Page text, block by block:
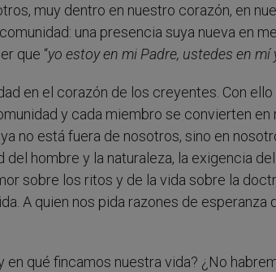
muy dentro en nuestro corazón, en
una presencia suya nueva en
que “yo estoy en mi Padre, ustedes en mí
en el corazón de los creyentes. Con ello
y cada miembro se convierten en
no está fuera de nosotros, sino en
hombre y la naturaleza, la exigencia
sobre los ritos y de la vida sobre la
A quien nos pida razones de
en qué fincamos nuestra vida? ¿No